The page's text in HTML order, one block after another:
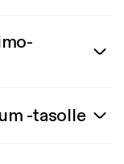
-tasolle